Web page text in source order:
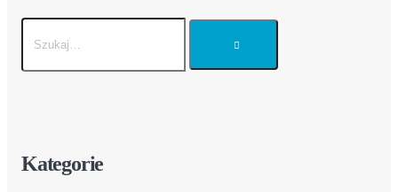
Kategorie